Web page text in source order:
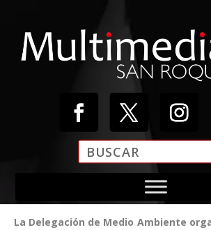
La Delegación de Medio Ambiente